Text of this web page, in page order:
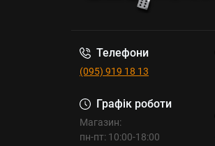
Телефони
(095) 919 18 13
Графік роботи
Магазин:
пн-пт: 10:00-18:00